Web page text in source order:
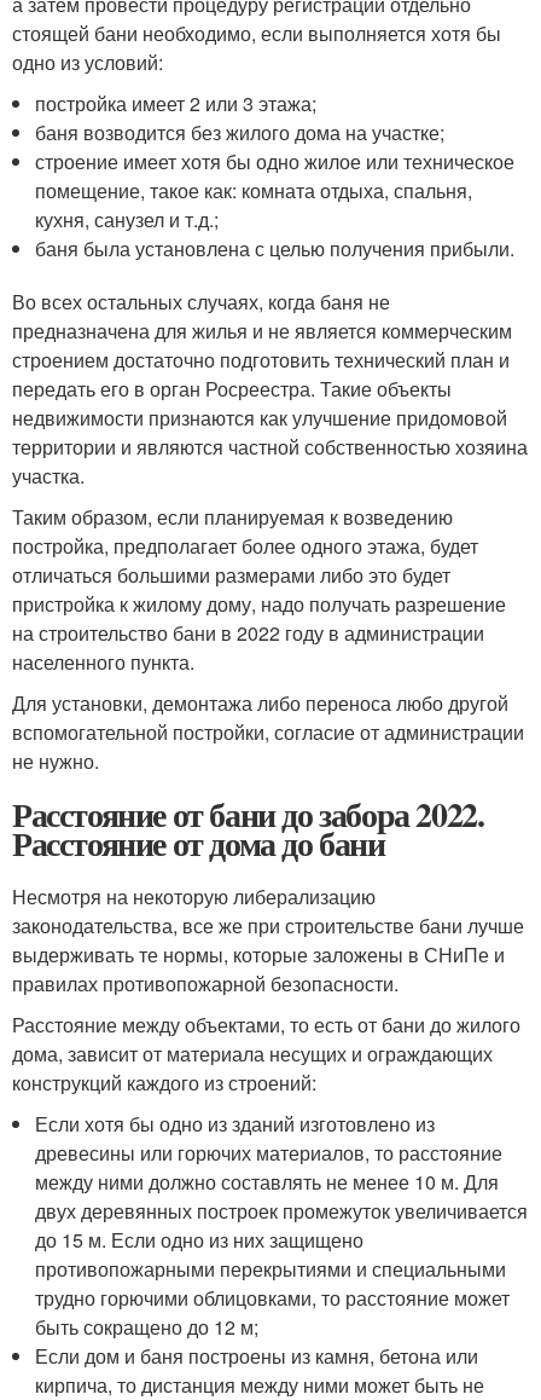
стоящей бани необходимо, если выполняется хотя бы
одно из условий:
постройка имеет 2 или 3 этажа;
баня возводится без жилого дома на участке;
строение имеет хотя бы одно жилое или техническое
помещение, такое как: комната отдыха, спальня,
кухня, санузел и т.д.;
баня была установлена с целью получения прибыли.
Во всех остальных случаях, когда баня не
предназначена для жилья и не является коммерческим
строением достаточно подготовить технический план и
передать его в орган Росреестра. Такие объекты
недвижимости признаются как улучшение придомовой
территории и являются частной собственностью хозяина
участка.
Таким образом, если планируемая к возведению
постройка, предполагает более одного этажа, будет
отличаться большими размерами либо это будет
пристройка к жилому дому, надо получать разрешение
на строительство бани в 2022 году в администрации
населенного пункта.
Для установки, демонтажа либо переноса любо другой
вспомогательной постройки, согласие от администрации
не нужно.
Расстояние от бани до забора 2022.
Расстояние от дома до бани
Несмотря на некоторую либерализацию
законодательства, все же при строительстве бани лучше
выдерживать те нормы, которые заложены в СНиПе и
правилах противопожарной безопасности.
Расстояние между объектами, то есть от бани до жилого
дома, зависит от материала несущих и ограждающих
конструкций каждого из строений:
Если хотя бы одно из зданий изготовлено из
древесины или горючих материалов, то расстояние
между ними должно составлять не менее 10 м. Для
двух деревянных построек промежуток увеличивается
до 15 м. Если одно из них защищено
противопожарными перекрытиями и специальными
трудно горючими облицовками, то расстояние может
быть сокращено до 12 м;
Если дом и баня построены из камня, бетона или
кирпича, то дистанция между ними может быть не